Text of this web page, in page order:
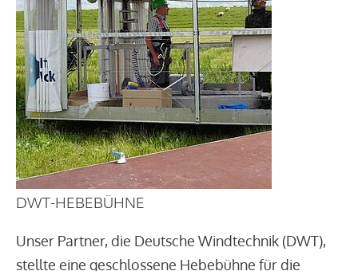
DWT-HEBEBÜHNE
Unser Partner, die Deutsche Windtechnik (DWT),
stellte eine geschlossene Hebebühne für die